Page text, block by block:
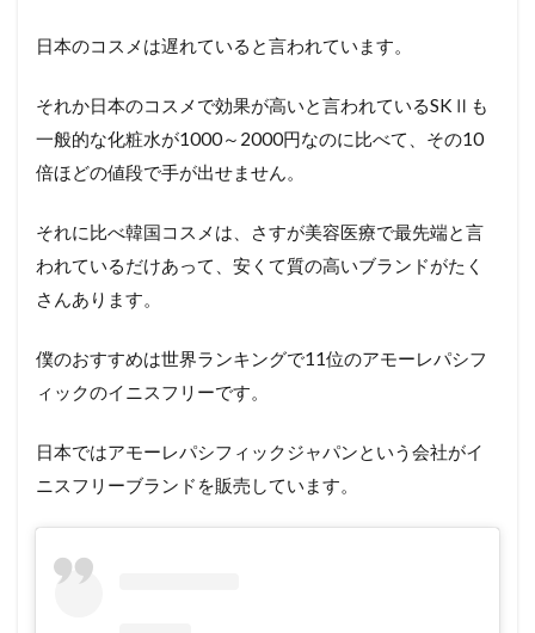
日本のコスメは遅れていると言われています。
それか日本のコスメで効果が高いと言われているSKⅡも
一般的な化粧水が1000～2000円なのに比べて、その10
倍ほどの値段で手が出せません。
それに比べ韓国コスメは、さすが美容医療で最先端と言
われているだけあって、安くて質の高いブランドがたく
さんあります。
僕のおすすめは世界ランキングで11位のアモーレパシフ
ィックのイニスフリーです。
日本ではアモーレパシフィックジャパンという会社がイ
ニスフリーブランドを販売しています。